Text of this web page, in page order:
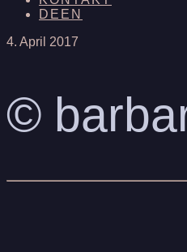
DE EN
4. April 2017
©